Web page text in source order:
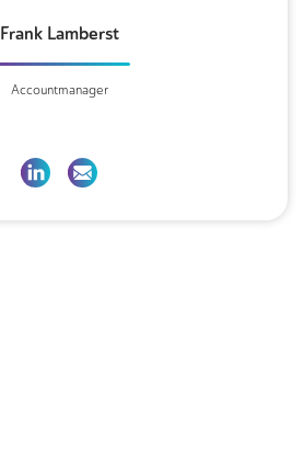
Frank Lamberst
Accountmanager